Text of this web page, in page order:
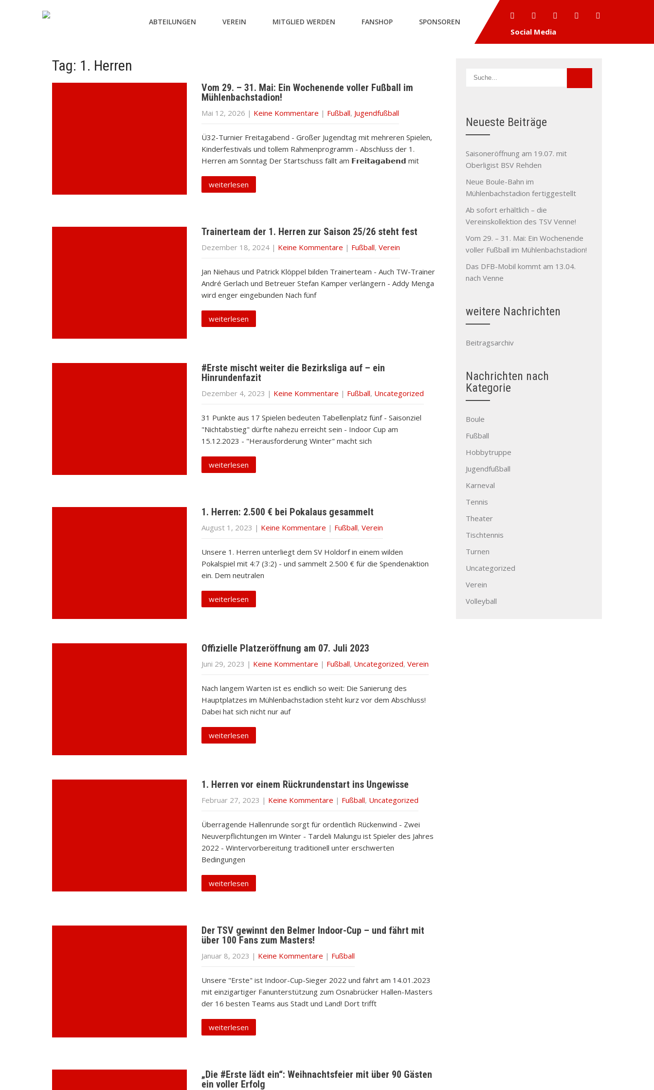
Social Media
ABTEILUNGEN VEREIN MITGLIED WERDEN FANSHOP SPONSOREN
Tag: 1. Herren
Vom 29. – 31. Mai: Ein Wochenende voller Fußball im
Mühlenbachstadion!
Mai 12, 2026 | Keine Kommentare | Fußball, Jugendfußball
Ü32-Turnier Freitagabend - Großer Jugendtag mit mehreren Spielen,
Kinderfestivals und tollem Rahmenprogramm - Abschluss der 1.
Herren am Sonntag Der Startschuss fällt am 𝗙𝗿𝗲𝗶𝘁𝗮𝗴𝗮𝗯𝗲𝗻𝗱 mit
weiterlesen
Trainerteam der 1. Herren zur Saison 25/26 steht fest
Dezember 18, 2024| Keine Kommentare | Fußball, Verein
Jan Niehaus und Patrick Klöppel bilden Trainerteam - Auch TW-Trainer
André Gerlach und Betreuer Stefan Kamper verlängern - Addy Menga
wird enger eingebunden Nach fünf
weiterlesen
#Erste mischt weiter die Bezirksliga auf – ein
Hinrundenfazit
Dezember 4, 2023 | Keine Kommentare | Fußball, Uncategorized
31 Punkte aus 17 Spielen bedeuten Tabellenplatz fünf - Saisonziel
"Nichtabstieg" dürfte nahezu erreicht sein - Indoor Cup am
15.12.2023 - "Herausforderung Winter" macht sich
weiterlesen
1. Herren: 2.500 € bei Pokalaus gesammelt
August 1, 2023 | Keine Kommentare | Fußball, Verein
Unsere 1. Herren unterliegt dem SV Holdorf in einem wilden
Pokalspiel mit 4:7 (3:2) - und sammelt 2.500 € für die Spendenaktion
ein. Dem neutralen
weiterlesen
Offizielle Platzeröffnung am 07. Juli 2023
Juni 29, 2023 | Keine Kommentare | Fußball, Uncategorized, Verein
Nach langem Warten ist es endlich so weit: Die Sanierung des
Hauptplatzes im Mühlenbachstadion steht kurz vor dem Abschluss!
Dabei hat sich nicht nur auf
weiterlesen
1. Herren vor einem Rückrundenstart ins Ungewisse
Februar 27, 2023 | Keine Kommentare | Fußball, Uncategorized
Überragende Hallenrunde sorgt für ordentlich Rückenwind - Zwei
Neuverpflichtungen im Winter - Tardeli Malungu ist Spieler des Jahres
2022 - Wintervorbereitung traditionell unter erschwerten
Bedingungen
weiterlesen
Der TSV gewinnt den Belmer Indoor-Cup – und fährt mit
über 100 Fans zum Masters!
Januar 8, 2023 | Keine Kommentare | Fußball
Unsere "Erste" ist Indoor-Cup-Sieger 2022 und fährt am 14.01.2023
mit einzigartiger Fanunterstützung zum Osnabrücker Hallen-Masters
der 16 besten Teams aus Stadt und Land! Dort trifft
weiterlesen
„Die #Erste lädt ein“: Weihnachtsfeier mit über 90 Gästen
ein voller Erfolg
Neueste Beiträge
Saisoneröffnung am 19.07. mit
Oberligist BSV Rehden
Neue Boule-Bahn im
Mühlenbachstadion fertiggestellt
Ab sofort erhältlich – die
Vereinskollektion des TSV Venne!
Vom 29. – 31. Mai: Ein Wochenende
voller Fußball im Mühlenbachstadion!
Das DFB-Mobil kommt am 13.04.
nach Venne
weitere Nachrichten
Beitragsarchiv
Nachrichten nach
Kategorie
Boule
Fußball
Hobbytruppe
Jugendfußball
Karneval
Tennis
Theater
Tischtennis
Turnen
Uncategorized
Verein
Volleyball